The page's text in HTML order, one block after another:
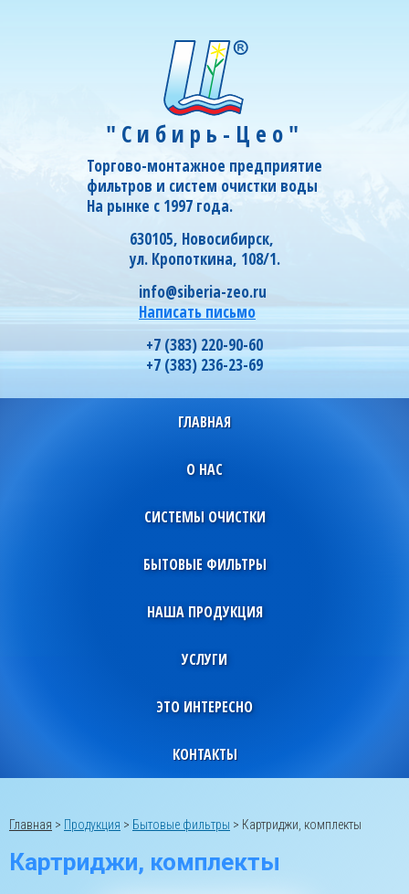
"Сибирь-Цео"
Торгово-монтажное предприятие
фильтров и систем очистки воды
На рынке с 1997 года.
630105, Новосибирск,
ул. Кропоткина, 108/1.
info@siberia-zeo.ru
Написать письмо
+7 (383) 220-90-60
+7 (383) 236-23-69
ГЛАВНАЯ
О НАС
СИСТЕМЫ ОЧИСТКИ
БЫТОВЫЕ ФИЛЬТРЫ
НАША ПРОДУКЦИЯ
УСЛУГИ
ЭТО ИНТЕРЕСНО
КОНТАКТЫ
Главная > Продукция > Бытовые фильтры > Картриджи, комплекты
Картриджи, комплекты